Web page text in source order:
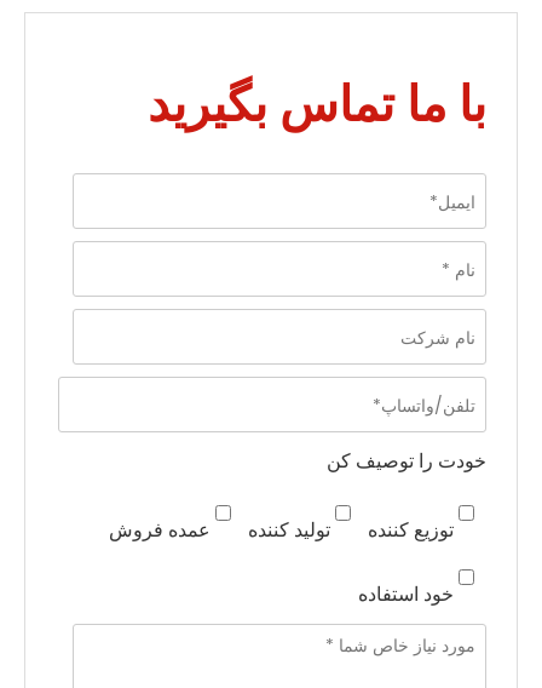
با ما تماس بگیرید
خودت را توصیف کن
توزیع کننده تولید کننده عمده فروش
خود استفاده